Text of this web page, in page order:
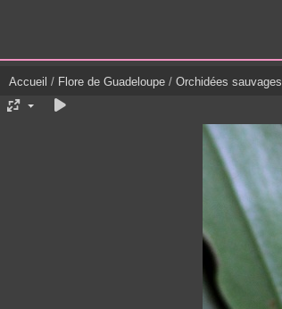
Accueil / Flore de Guadeloupe / Orchidées sauvages